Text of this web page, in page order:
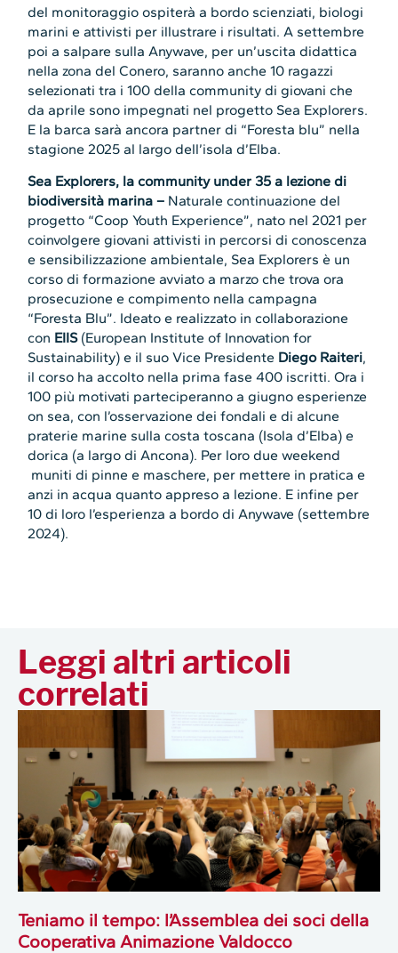
del monitoraggio ospiterà a bordo scienziati, biologi
marini e attivisti per illustrare i risultati. A settembre
poi a salpare sulla Anywave, per un’uscita didattica
nella zona del Conero, saranno anche 10 ragazzi
selezionati tra i 100 della community di giovani che
da aprile sono impegnati nel progetto Sea Explorers.
E la barca sarà ancora partner di “Foresta blu” nella
stagione 2025 al largo dell’isola d’Elba.
Sea Explorers, la community under 35 a lezione di
biodiversità marina – Naturale continuazione del
progetto “Coop Youth Experience”, nato nel 2021 per
coinvolgere giovani attivisti in percorsi di conoscenza
e sensibilizzazione ambientale, Sea Explorers è un
corso di formazione avviato a marzo che trova ora
prosecuzione e compimento nella campagna
“Foresta Blu”. Ideato e realizzato in collaborazione
con EIIS(European Institute of Innovation for
Sustainability) e il suo Vice Presidente Diego Raiteri,
il corso ha accolto nella prima fase 400 iscritti. Ora i
100 più motivati parteciperanno a giugno esperienze
on sea, con l’osservazione dei fondali e di alcune
praterie marine sulla costa toscana (Isola d’Elba) e
dorica (a largo di Ancona). Per loro due weekend
muniti di pinne e maschere, per mettere in pratica e
anzi in acqua quanto appreso a lezione. E infine per
10 di loro l’esperienza a bordo di Anywave (settembre
2024).
Leggi altri articoli
correlati
Teniamo il tempo: l’Assemblea dei soci della
Cooperativa Animazione Valdocco